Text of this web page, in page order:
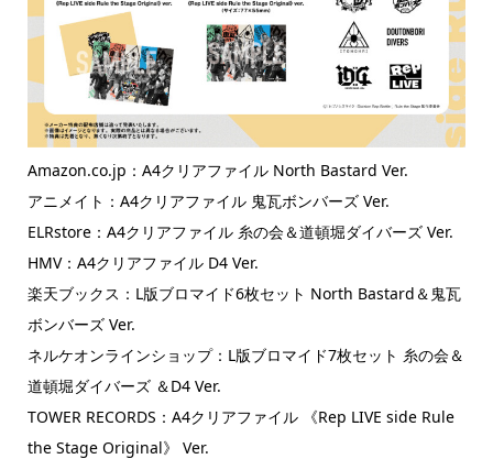
Amazon.co.jp：A4クリアファイル North Bastard Ver.
アニメイト：A4クリアファイル 鬼瓦ボンバーズ Ver.
ELRstore：A4クリアファイル 糸の会＆道頓堀ダイバーズ Ver.
HMV：A4クリアファイル D4 Ver.
楽天ブックス：L版ブロマイド6枚セット North Bastard＆鬼瓦
ボンバーズ Ver.
ネルケオンラインショップ：L版ブロマイド7枚セット 糸の会＆
道頓堀ダイバーズ ＆D4 Ver.
TOWER RECORDS：A4クリアファイル 《Rep LIVE side Rule
the Stage Original》 Ver.